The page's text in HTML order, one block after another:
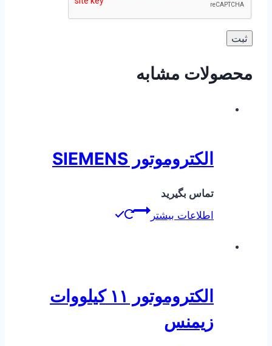
محصولات مشابه
الکتروموتور SIEMENS
تماس بگیرید
اطلاعات بیشتر
الکتروموتور ۱۱ کیلووات
زیمنس